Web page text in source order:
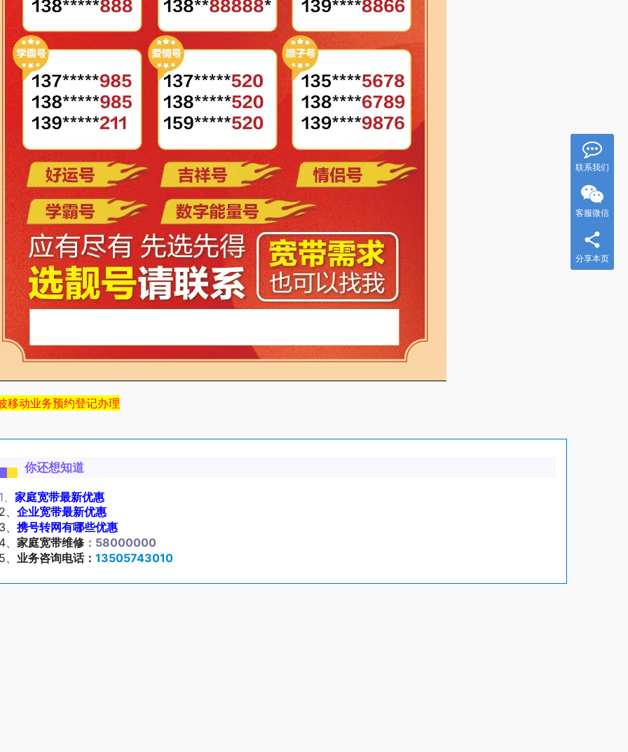
移动业务预约登记办理
你还想知道
家庭宽带最新优惠
、 企业宽带最新优惠
、 携号转网有哪些优惠
、 家庭宽带维修 ：58000000
、 业务咨询电话： 13505743010
联系我们
客服微信
分享本页